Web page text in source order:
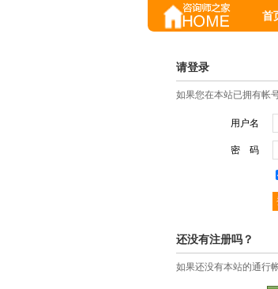
首
请登录
如果您在本站已拥有帐
用户名
密 码
还没有注册吗？
如果还没有本站的通行